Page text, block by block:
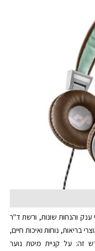
והנחות שונות, ורשת ד"ר
בריאות, נוחות ואיכות חיים,
זה: על קניית מיטת נוער